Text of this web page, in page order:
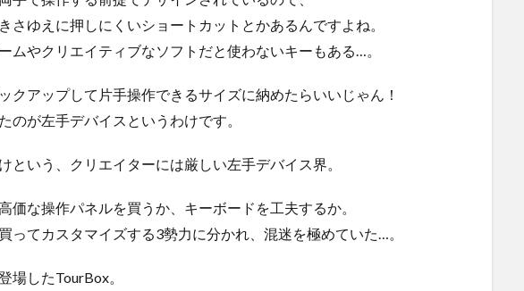
さゆえに押しにくいショートカットとかあるんですよね。
ムやクリエイティブなソフトだと使わないキーもある…。
クアップして片手操作できるサイズに納めたらいいじゃん！
のが左手デバイスというわけです。
という、クリエイターには厳しい左手デバイス界。
価な操作パネルを買うか、キーボードを工夫するか。
ってカスタマイズする3勢力に分かれ、混迷を極めていた…。
場したTourBox。